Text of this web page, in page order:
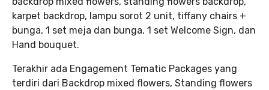
karpet backdrop, lampu sorot 2 unit, tiffany chairs +
bunga, 1 set meja dan bunga, 1 set Welcome Sign, dan
Hand bouquet.
Terakhir ada Engagement Tematic Packages yang
terdiri dari Backdrop mixed flowers, Standing flowers